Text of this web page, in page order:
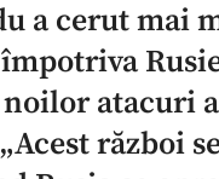
a cerut mai
atacuri
război